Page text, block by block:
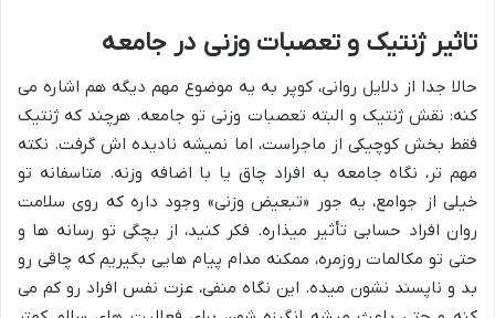
تاثیر ژنتیک و تعصبات وزنی در جامعه
حالا جدا از دلایل روانی، کوپر به یه موضوع مهم دیگه هم اشاره می
کنه: نقش ژنتیک و البته تعصبات وزنی تو جامعه. هرچند که ژنتیک
فقط بخش کوچیکی از ماجراست، اما نمیشه نادیده اش گرفت. نکته
مهم تر، نگاه جامعه به افراد چاق یا با اضافه وزنه. متاسفانه تو
خیلی از جوامع، یه جور «تبعیض وزنی» وجود داره که روی سلامت
روان افراد حسابی تأثیر میذاره. فکر کنید، از بچگی تو رسانه ها و
حتی تو مکالمات روزمره، ممکنه مدام پیام هایی بگیریم که چاقی رو
بد و ناپسند نشون میده. این نگاه منفی، عزت نفس افراد رو کم می